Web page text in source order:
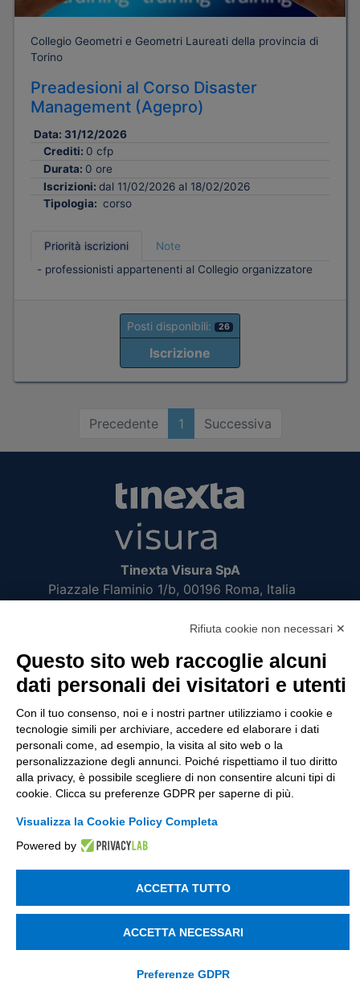
Collegio Geometri e Geometri Laureati della provincia di
Torino
Preadesioni al Corso Disaster
Management (Agepro)
Data: 31/12/2026
Crediti: 0 cfp
Durata: 0 ore
Iscrizioni: dal 11/02/2026 al 18/02/2026
Tipologia: corso
Priorità iscrizioni
Note
- professionisti appartenenti al Collegio organizzatore
Posti disponibili: 26
Iscrizione
Precedente 1 Successiva
Tinexta Visura SpA
Piazzale Flaminio 1/b, 00196 Roma, Italia
Società soggetta alla direzione e coordinamento
P.IVA 05338771008 REA n. 877679
UTILITÀ
Recupero Password
Verifica attestato di presenza
Informativa cookie
Rifiuta cookie non necessari ✕
Questo sito web raccoglie alcuni
dati personali dei visitatori e utenti
Con il tuo consenso, noi e i nostri partner utilizziamo i cookie e
tecnologie simili per archiviare, accedere ed elaborare i dati
personali come, ad esempio, la visita al sito web o la
personalizzazione degli annunci. Poiché rispettiamo il tuo diritto
alla privacy, è possibile scegliere di non consentire alcuni tipi di
cookie. Clicca su preferenze GDPR per saperne di più.
Visualizza la Cookie Policy Completa
Powered by
ACCETTA TUTTO
ACCETTA NECESSARI
Preferenze GDPR